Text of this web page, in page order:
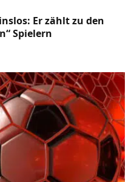
Er zählt zu den
Spielern